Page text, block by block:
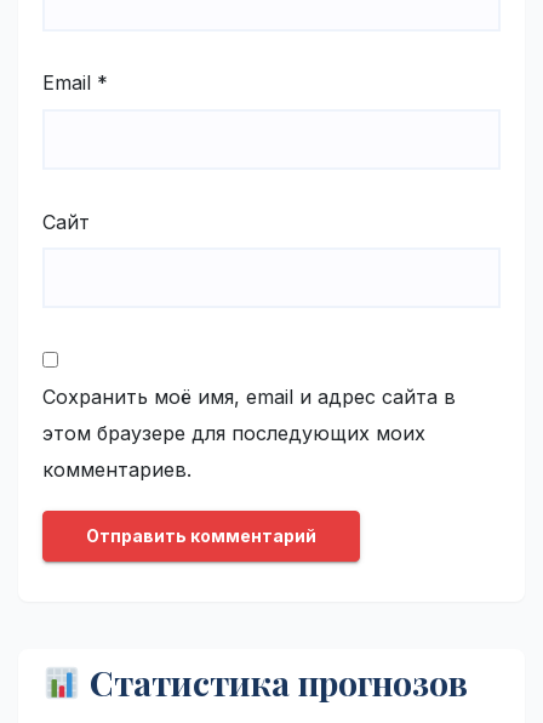
Email *
Сайт
Сохранить моё имя, email и адрес сайта в
этом браузере для последующих моих
комментариев.
Статистика прогнозов